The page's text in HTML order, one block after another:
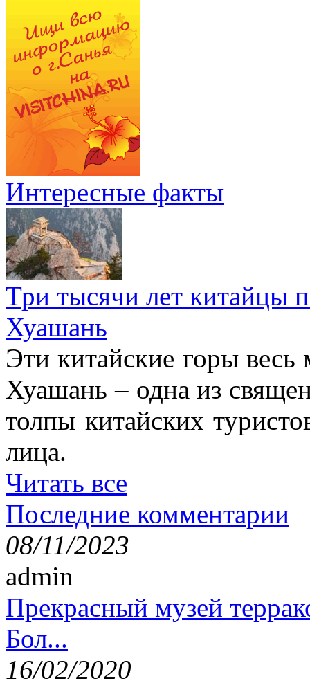
Интересные факты
Три тысячи лет китайцы
Хуашань
Эти китайские горы
Хуашань – одна из
толпы китайских
лица.
Читать все
Последние комментарии
08/11/2023
admin
Прекрасный музей
Бол...
16/02/2020